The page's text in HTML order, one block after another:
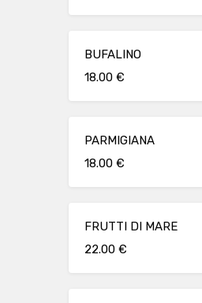
BUFALINO
18.00 €
PARMIGIANA
18.00 €
FRUTTI DI MARE
22.00 €